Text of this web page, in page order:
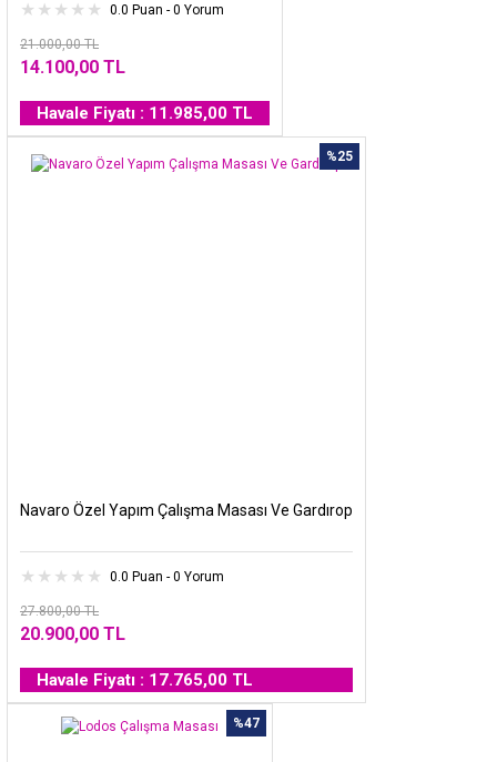
0.0 Puan - 0 Yorum
21.000,00 TL
14.100,00 TL
Havale Fiyatı : 11.985,00 TL
%25
Navaro Özel Yapım Çalışma Masası Ve Gardırop
0.0 Puan - 0 Yorum
27.800,00 TL
20.900,00 TL
Havale Fiyatı : 17.765,00 TL
%47